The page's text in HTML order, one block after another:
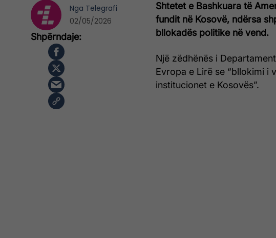
Shtetet e Bashkuara të
fundit në Kosovë, ndërsa
bllokadës politike në vend.
Një zëdhënës i
Evropa e Lirë se “bllokimi i
institucionet e Kosovës”.
Nga Telegrafi
02/05/2026